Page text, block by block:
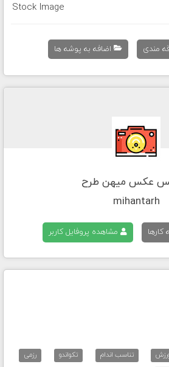
Stock Image
مندی اضافه به پوشه ها
عکس میهن طرح
mihantarh
کارها مشاهده پروفایل کاربر
تناسب اندام تکواندو
رزمی